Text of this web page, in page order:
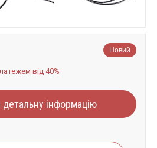
Новий
від 40%
інформацію